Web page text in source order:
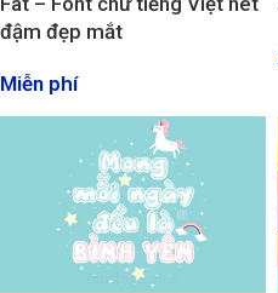
đậm đẹp mắt
Miễn phí